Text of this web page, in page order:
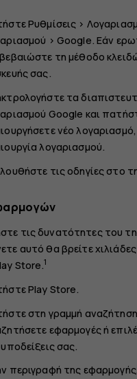
Ρυθμίσεις >
> Google. Εάν
τη μέθοδο
σας.
τα
Google και
νέο
λογαριασμού.
τις οδηγίες στο
τις δυνατότητες του
αυτό θα βρείτε
Store.1
Play Store.
στη γραμμή
εφαρμογές ή
υποδείξεις σας.
περιγραφή της